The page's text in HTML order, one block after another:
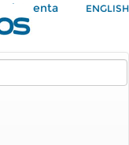
Mi Cuenta ENGLISH